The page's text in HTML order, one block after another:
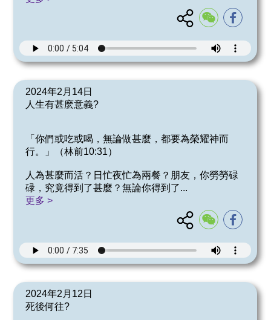
2024年2月14日
人生有甚麽意義?
「你們或吃或喝，無論做甚麼，都要為榮耀神而
行。」（林前10:31）
人為甚麼而活？日忙夜忙為兩餐？朋友，你勞勞碌
碌，究竟得到了甚麼？無論你得到了...
更多 >
2024年2月12日
死後何往?